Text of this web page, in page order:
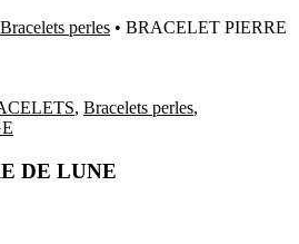
Bracelets perles • BRACELET PIERRE
, Bracelets perles,
DE LUNE